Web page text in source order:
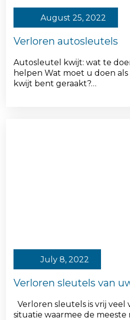
August 25, 2022
Verloren autosleutels
Autosleutel kwijt: wat te
helpen Wat moet u doen
kwijt bent geraakt?…
July 8, 2022
Verloren sleutels van
Verloren sleutels is vrij veel
situatie waarmee de meeste